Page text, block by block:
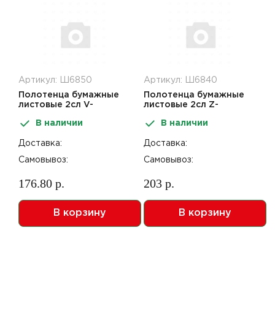
Артикул: Ш6850
Полотенца бумажные
листовые 2сл V-
Professional
В наличии
Доставка:
Самовывоз:
176.80 р.
В корзину
Артикул: Ш6840
Полотенца бумажные
листовые 2сл Z-
Professional
В наличии
Доставка:
Самовывоз:
203 р.
В корзину